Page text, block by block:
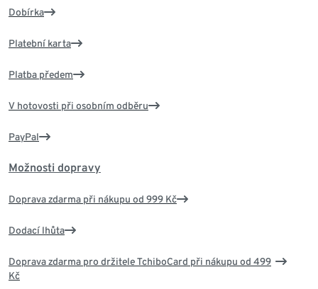
Dobírka
Platební karta
Platba předem
V hotovosti při osobním odběru
PayPal
Možnosti dopravy
Doprava zdarma při nákupu od 999 Kč
Dodací lhůta
Doprava zdarma pro držitele TchiboCard při nákupu od 499
Kč